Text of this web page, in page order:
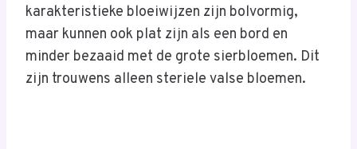
karakteristieke bloeiwijzen zijn bolvormig,
maar kunnen ook plat zijn als een bord en
minder bezaaid met de grote sierbloemen. Dit
zijn trouwens alleen steriele valse bloemen.